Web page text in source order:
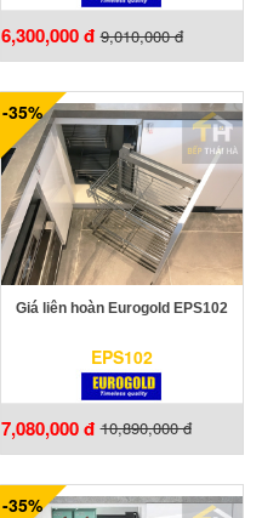
6,300,000 đ 9,010,000 đ
-35%
Giá liên hoàn Eurogold EPS102
EPS102
7,080,000 đ 10,890,000 đ
-35%